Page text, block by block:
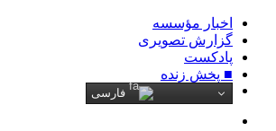
اخبار مؤسسه
گزارش تصویری
پادکست‌
■ پخش زنده
فارسی